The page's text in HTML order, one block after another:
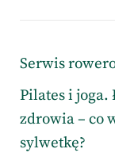
Serwis
Pilates i joga.
zdrowia – co
sylwetkę?